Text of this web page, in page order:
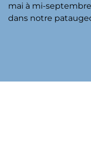
mai à mi-
dans notre